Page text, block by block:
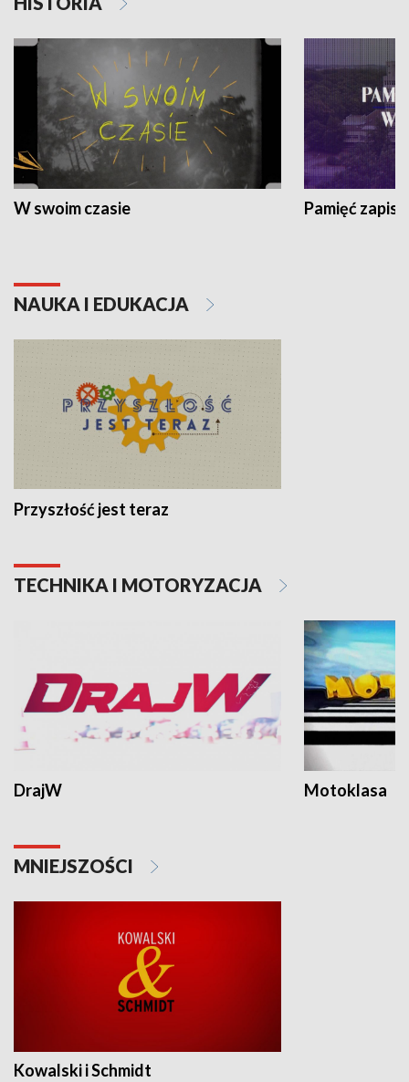
W swoim czasie Pamięć
NAUKA I EDUKACJA
Przyszłość jest teraz
TECHNIKA I MOTORYZACJA
DrajW Motoklasa
MNIEJSZOŚCI
Kowalski i Schmidt